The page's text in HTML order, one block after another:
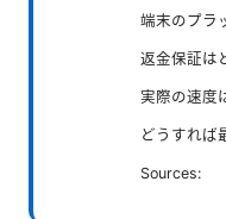
端末のプラ
返金保証は
実際の速度
どうすれば
Sources: